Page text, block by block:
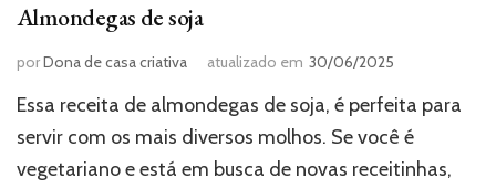
Almondegas de soja
porDona de casa criativa atualizado em 30/06/2025
Essa receita de almondegas de soja, é perfeita para
servir com os mais diversos molhos. Se você é
vegetariano e está em busca de novas receitinhas,